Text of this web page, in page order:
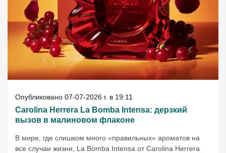
Опубликовано 07-07-2026 г. в 19:11
Carolina Herrera La Bomba Intensa: дерзкий
вызов в малиновом флаконе
В мире, где слишком много «правильных» ароматов на
все случаи жизни, La Bomba Intensa от Carolina Herrera